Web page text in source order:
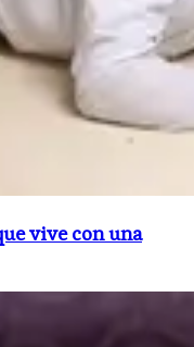
vive con una